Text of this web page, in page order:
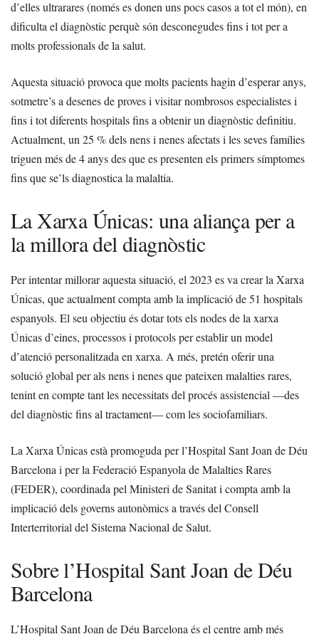
d’elles ultrarares (només es donen uns pocs casos a tot el món), en
dificulta el diagnòstic perquè són desconegudes fins i tot per a
molts professionals de la salut.
Aquesta situació provoca que molts pacients hagin d’esperar anys,
sotmetre’s a desenes de proves i visitar nombrosos especialistes i
fins i tot diferents hospitals fins a obtenir un diagnòstic definitiu.
Actualment, un 25 % dels nens i nenes afectats i les seves famílies
triguen més de 4 anys des que es presenten els primers símptomes
fins que se’ls diagnostica la malaltia.
La Xarxa Únicas: una aliança per a
la millora del diagnòstic
Per intentar millorar aquesta situació, el 2023 es va crear la Xarxa
Únicas, que actualment compta amb la implicació de 51 hospitals
espanyols. El seu objectiu és dotar tots els nodes de la xarxa
Únicas d’eines, processos i protocols per establir un model
d’atenció personalitzada en xarxa. A més, pretén oferir una
solució global per als nens i nenes que pateixen malalties rares,
tenint en compte tant les necessitats del procés assistencial —des
del diagnòstic fins al tractament— com les sociofamiliars.
La Xarxa Únicas està promoguda per l’Hospital Sant Joan de Déu
Barcelona i per la Federació Espanyola de Malalties Rares
(FEDER), coordinada pel Ministeri de Sanitat i compta amb la
implicació dels governs autonòmics a través del Consell
Interterritorial del Sistema Nacional de Salut.
Sobre l’Hospital Sant Joan de Déu
Barcelona
L’Hospital Sant Joan de Déu Barcelona és el centre amb més